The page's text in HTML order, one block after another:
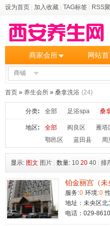
设为首页 加入收藏 TAG标签 RSS
商家会所 网站
商铺
首页 » 养生会所 » 桑拿洗浴 (24)
分类: 全部 足浴spa 桑
地区: 全部 阎良区 雁塔
鄠邑区
蓝田县 周
显示: 图文 图片 数量: 10 20 40 排
铂金丽宫（未
服务:0 环境:0
地址：未央区北
电话：029-